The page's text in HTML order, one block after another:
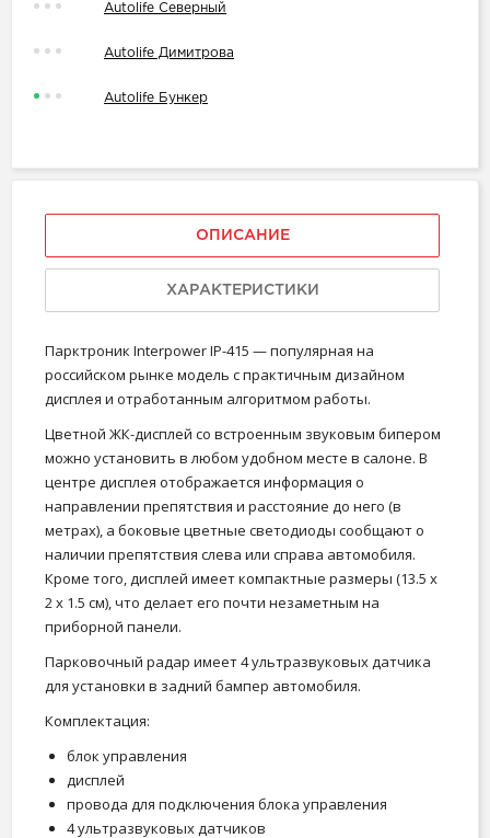
Autolife Северный
Autolife Димитрова
Autolife Бункер
ОПИСАНИЕ
ХАРАКТЕРИСТИКИ
Парктроник Interpower IP-415 — популярная на
российском рынке модель с практичным дизайном
дисплея и отработанным алгоритмом работы.
Цветной ЖК-дисплей со встроенным звуковым бипером
можно установить в любом удобном месте в салоне. В
центре дисплея отображается информация о
направлении препятствия и расстояние до него (в
метрах), а боковые цветные светодиоды сообщают о
наличии препятствия слева или справа автомобиля.
Кроме того, дисплей имеет компактные размеры (13.5 х
2 х 1.5 см), что делает его почти незаметным на
приборной панели.
Парковочный радар имеет 4 ультразвуковых датчика
для установки в задний бампер автомобиля.
Комплектация:
блок управления
дисплей
провода для подключения блока управления
4 ультразвуковых датчиков